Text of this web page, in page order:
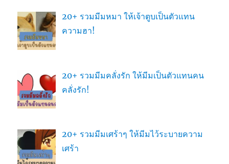
20+ รวมมีมหมา ให้เจ้าตูบเป็นตัวแทน
ความฮา!
20+ รวมมีมคลั่งรัก ให้มีมเป็นตัวแทนคน
คลั่งรัก!
20+ รวมมีมเศร้าๆ ให้มีมไว้ระบายความ
เศร้า